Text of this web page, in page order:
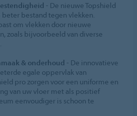
- De nieuwe Topshield
bestand tegen vlekken.
om vlekken door nieuwe
zoals bijvoorbeeld van diverse
& onderhoud - De innovatieve
egale oppervlak van
pro zorgen voor een uniforme en
van uw vloer met als positief
eenvoudiger is schoon te